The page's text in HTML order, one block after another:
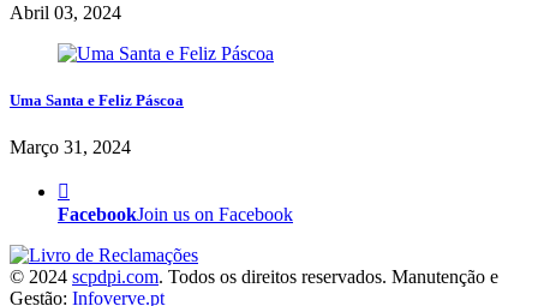
Abril 03, 2024
Uma Santa e Feliz Páscoa
Março 31, 2024
FacebookJoin us on Facebook
© 2024 scpdpi.com. Todos os direitos reservados. Manutenção e
Gestão: Infoverve.pt